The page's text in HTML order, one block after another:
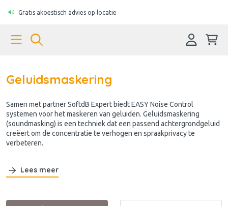
Gratis akoestisch advies op locatie
Geluidsmaskering
Samen met partner SoftdB Expert biedt EASY Noise Control
systemen voor het maskeren van geluiden. Geluidsmaskering
(soundmasking) is een techniek dat een passend achtergrondgeluid
creëert om de concentratie te verhogen en spraakprivacy te
verbeteren.
Lees meer